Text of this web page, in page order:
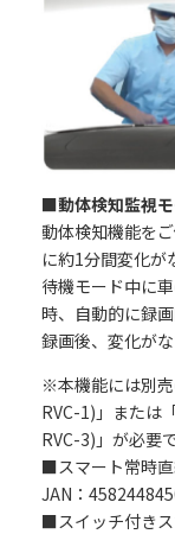
■動体検知監視
動体検知機能を
に約1分間変化が
待機モード中に
時、自動的に録画
録画後、変化が
※本機能には別
RVC-1)」または
RVC-3)」が必要で
■スマート常
JAN：
■スイッチ付き